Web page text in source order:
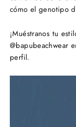
cómo el genotipo
¡Muéstranos tu
@bapubeachwear
perfil.